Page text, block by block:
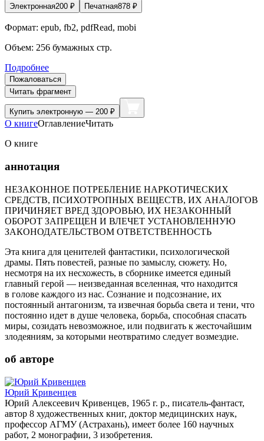
Электронная200 ₽ Печатная878 ₽
Формат: epub, fb2, pdfRead, mobi
Объем: 256 бумажных стр.
Подробнее
Пожаловаться
Читать фрагмент
Купить электронную — 200 ₽
О книгеОглавлениеЧитать
О книге
аннотация
НЕЗАКОННОЕ ПОТРЕБЛЕНИЕ НАРКОТИЧЕСКИХ
СРЕДСТВ, ПСИХОТРОПНЫХ ВЕЩЕСТВ, ИХ АНАЛОГОВ
ПРИЧИНЯЕТ ВРЕД ЗДОРОВЬЮ, ИХ НЕЗАКОННЫЙ
ОБОРОТ ЗАПРЕЩЕН И ВЛЕЧЕТ УСТАНОВЛЕННУЮ
ЗАКОНОДАТЕЛЬСТВОМ ОТВЕТСТВЕННОСТЬ
Эта книга для ценителей фантастики, психологической
драмы. Пять повестей, разные по замыслу, сюжету. Но,
несмотря на их несхожесть, в сборнике имеется единый
главный герой — неизведанная вселенная, что находится
в голове каждого из нас. Сознание и подсознание, их
постоянный антагонизм, та извечная борьба света и тени, что
постоянно идет в душе человека, борьба, способная спасать
миры, созидать невозможное, или подвигать к жесточайшим
злодеяниям, за которыми неотвратимо следует возмездие.
об авторе
Юрий Кривенцев
Юрий Алексеевич Кривенцев, 1965 г. р., писатель-фантаст,
автор 8 художественных книг, доктор медицинских наук,
профессор АГМУ (Астрахань), имеет более 160 научных
работ, 2 монографии, 3 изобретения.